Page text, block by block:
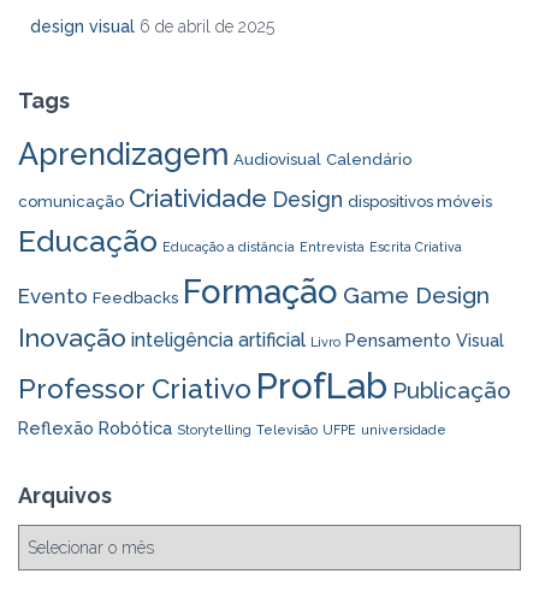
design visual 6 de abril de 2025
Tags
Aprendizagem Audiovisual Calendário
comunicação Criatividade Design dispositivos móveis
Educação Educação a distância Entrevista Escrita Criativa
Evento Feedbacks Formação Game Design
Inovação inteligência artificial Livro Pensamento Visual
Professor Criativo ProfLab Publicação
Reflexão Robótica Storytelling Televisão UFPE universidade
Arquivos